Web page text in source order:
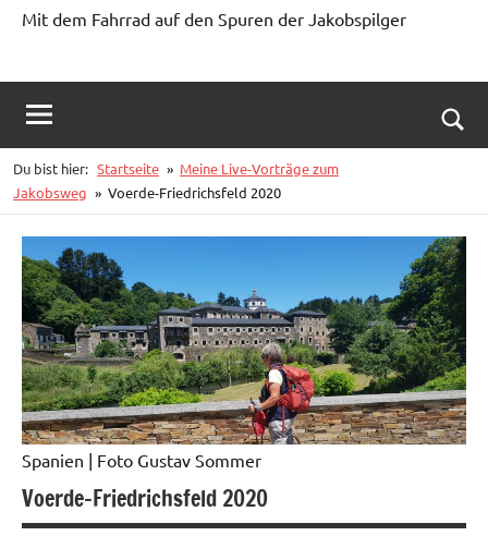
Mit dem Fahrrad auf den Spuren der Jakobspilger
Du bist hier: Startseite
Meine Live-Vorträge zum
Jakobsweg
Voerde-Friedrichsfeld 2020
Spanien | Foto Gustav Sommer
Voerde-Friedrichsfeld 2020